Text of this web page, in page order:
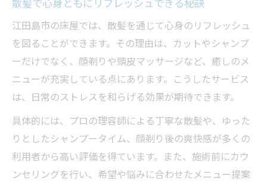
江田島市の床屋では、散髪を通じて心身のリフレッシュ
を図ることができます。その理由は、カットやシャンプ
ーだけでなく、顔剃りや頭皮マッサージなど、癒しのメ
ニューが充実している点にあります。こうしたサービス
は、日常のストレスを和らげる効果が期待できます。
具体的には、プロの理容師による丁寧な散髪や、ゆった
りとしたシャンプータイム、顔剃り後の爽快感が多くの
利用者から高い評価を得ています。また、施術前にカウ
ンセリングを行い、希望や悩みに合わせたメニュー提案